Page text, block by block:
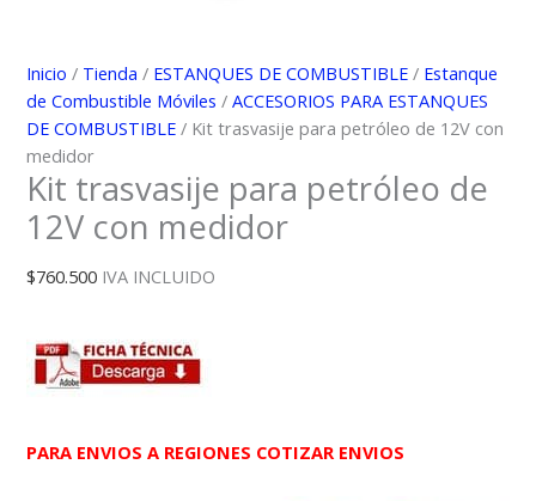
Inicio / Tienda / ESTANQUES DE COMBUSTIBLE / Estanque
de Combustible Móviles /ACCESORIOS PARA ESTANQUES
DE COMBUSTIBLE / Kit trasvasije para petróleo de 12V con
medidor
Kit trasvasije para petróleo de
12V con medidor
$760.500 IVA INCLUIDO
PARA ENVIOS A REGIONES COTIZAR ENVIOS